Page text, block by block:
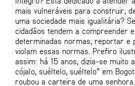
mais vulneráveis para construir,
uma sociedade mais igualitária?
cidadãos tendem a compreender
determinadas normas, reportar e
violam essas normas. Prefiro
assim: há 15 anos, dizia-se muito
cójalo, suéltelo, suéltelo” em
roubou a carteira de uma